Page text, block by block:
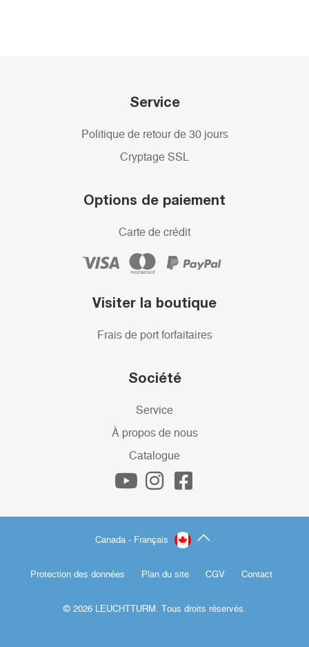
Service
Politique de retour de 30 jours
Cryptage SSL
Options de paiement
Carte de crédit
Visiter la boutique
Frais de port forfaitaires
Société
Service
À propos de nous
Catalogue
Canada - Français
Protection des données Plan du site CGV Contact
© 2026 LEUCHTTURM. Tous droits réservés.